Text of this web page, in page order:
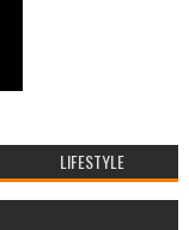
LIFESTYLE